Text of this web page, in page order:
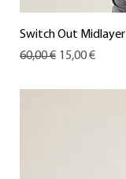
Switch Out Midlayer
Standardpreis
60,00 € Sale-Preis
15,00 €